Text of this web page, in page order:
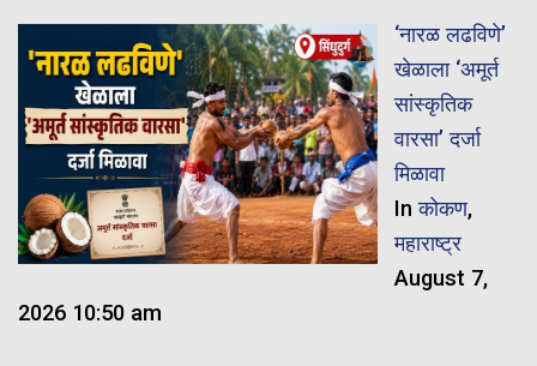
‘नारळ लढविणे’
खेळाला ‘अमूर्त
सांस्कृतिक
वारसा’ दर्जा
मिळावा
Inकोकण,
महाराष्ट्र
August 7,
2026 10:50 am